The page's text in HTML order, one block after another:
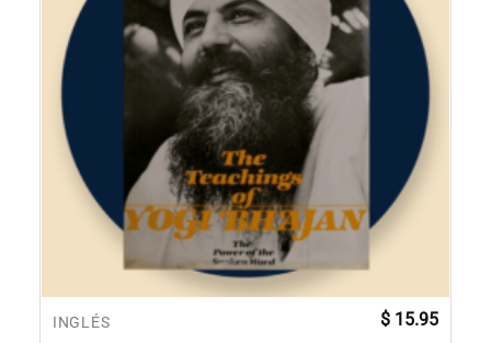
INGLÉS $ 15.95